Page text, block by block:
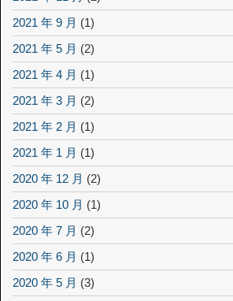
2021 年 9 月 (1)
2021 年 5 月 (2)
2021 年 4 月 (1)
2021 年 3 月 (2)
2021 年 2 月 (1)
2021 年 1 月 (1)
2020 年 12 月 (2)
2020 年 10 月 (1)
2020 年 7 月 (2)
2020 年 6 月 (1)
2020 年 5 月 (3)